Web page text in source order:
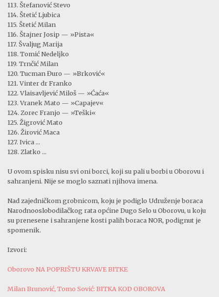
113. Štefanović Stevo
114. Štetić Ljubica
115. Štetić Milan
116. Štajner Josip — »Pista«
117. Švaljug Marija
118. Tomić Nedeljko
119. Trnčić Milan
120. Tucman Đuro — »Brković«
121. Vinter dr Franko
122. Vlaisavljević Miloš — »Ćaća«
123. Vranek Mato — »Capajev«
124. Zorec Franjo — »Teški«
125. Žigrović Mato
126. Žirović Maca
127. Ivica ...
128. Zlatko ...
U ovom spisku nisu svi oni borci, koji su pali u borbi u Oborovu i
sahranjeni. Nije se moglo saznati njihova imena.
Nad zajedničkom grobnicom, koju je podiglo Udruženje boraca
Narodnooslobodilačkog rata općine Dugo Selo u Obo­rovu, u koju
su prenesene i sahranjene kosti palih boraca NOR, podignut je
spomenik.
Izvori:
Oborovo NA POPRIŠTU KRVAVE BITKE
Milan Brunović, Tomo Sović: BITKA KOD OBOROVA